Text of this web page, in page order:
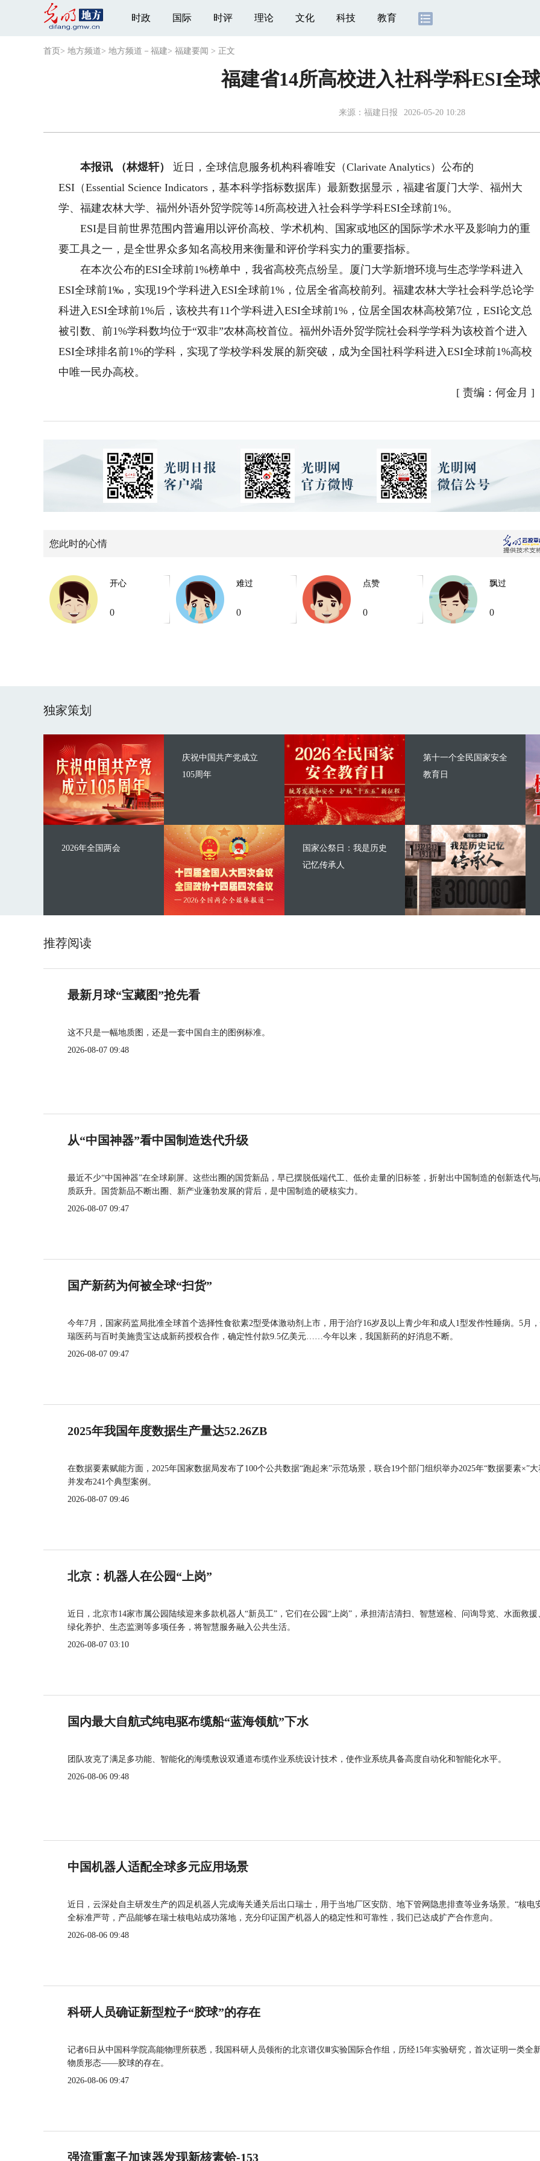
时政 国际 时评 理论 文化 科技 教育
首页 > 地方频道> 地方频道－福建> 福建要闻 > 正文
福建省14所高校进入社科学科ESI全
来源： 福建日报 2026-05-20 10:28
本报讯 （林煜轩）
近日，全球信息服务机构科睿唯安（Clarivate Analytics）公布的
ESI（Essential Science Indicators，基本科学指标数据库）最新数据显示，福建省厦门大学、福州大
学、福建农林大学、福州外语外贸学院等14所高校进入社会科学学科ESI全球前1%。
ESI是目前世界范围内普遍用以评价高校、学术机构、国家或地区的国际学术水平及影响力的重
要工具之一，是全世界众多知名高校用来衡量和评价学科实力的重要指标。
在本次公布的ESI全球前1%榜单中，我省高校亮点纷呈。厦门大学新增环境与生态学学科进入
ESI全球前1‰，实现19个学科进入ESI全球前1%，位居全省高校前列。福建农林大学社会科学总论学
科进入ESI全球前1%后，该校共有11个学科进入ESI全球前1%，位居全国农林高校第7位，ESI论文总
被引数、前1%学科数均位于“双非”农林高校首位。福州外语外贸学院社会科学学科为该校首个进入
ESI全球排名前1%的学科，实现了学校学科发展的新突破，成为全国社科学科进入ESI全球前1%高校
中唯一民办高校。
[ 责编：何金月 ]
您此时的心情
开心
0
难过
0
点赞
0
飘过
0
独家策划
庆祝中国共产党成立
105周年
2026年全国两会
第十一个全民国家安全
教育日
国家公祭日：我是历史
记忆传承人
推荐阅读
最新月球“宝藏图”抢先看
这不只是一幅地质图，还是一套中国自主的图例标准。
2026-08-07 09:48
从“中国神器”看中国制造迭代升级
最近不少“中国神器”在全球刷屏。这些出圈的国货新品，早已摆脱低端代工、低价走量的旧标签，折射出中国制造的创新迭代
质跃升。国货新品不断出圈、新产业蓬勃发展的背后，是中国制造的硬核实力。
2026-08-07 09:47
国产新药为何被全球“扫货”
今年7月，国家药监局批准全球首个选择性食欲素2型受体激动剂上市，用于治疗16岁及以上青少年和成人1型发作性睡病。5月
瑞医药与百时美施贵宝达成新药授权合作，确定性付款9.5亿美元……今年以来，我国新药的好消息不断。
2026-08-07 09:47
2025年我国年度数据生产量达52.26ZB
在数据要素赋能方面，2025年国家数据局发布了100个公共数据“跑起来”示范场景，联合19个部门组织举办2025年“数据要素×”大
并发布241个典型案例。
2026-08-07 09:46
北京：机器人在公园“上岗”
近日，北京市14家市属公园陆续迎来多款机器人“新员工”，它们在公园“上岗”，承担清洁清扫、智慧巡检、问询导览、水面救援
绿化养护、生态监测等多项任务，将智慧服务融入公共生活。
2026-08-07 03:10
国内最大自航式纯电驱布缆船“蓝海领航”下水
团队攻克了满足多功能、智能化的海缆敷设双通道布缆作业系统设计技术，使作业系统具备高度自动化和智能化水平。
2026-08-06 09:48
中国机器人适配全球多元应用场景
近日，云深处自主研发生产的四足机器人完成海关通关后出口瑞士，用于当地厂区安防、地下管网隐患排查等业务场景。“核电
全标准严苛，产品能够在瑞士核电站成功落地，充分印证国产机器人的稳定性和可靠性，我们已达成扩产合作意向。
2026-08-06 09:48
科研人员确证新型粒子“胶球”的存在
记者6日从中国科学院高能物理所获悉，我国科研人员领衔的北京谱仪Ⅲ实验国际合作组，历经15年实验研究，首次证明一类全
物质形态——胶球的存在。
2026-08-06 09:47
强流重离子加速器发现新核素铪-153